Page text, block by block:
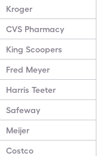
Kroger
CVS Pharmacy
King Scoopers
Fred Meyer
Harris Teeter
Safeway
Meijer
Costco